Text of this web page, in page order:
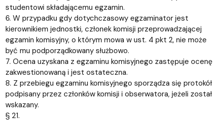
studentowi składającemu egzamin.
6. W przypadku gdy dotychczasowy egzaminator jest
kierownikiem jednostki, członek komisji przeprowadzającej
egzamin komisyjny, o którym mowa w ust. 4 pkt 2, nie może
być mu podporządkowany służbowo.
7. Ocena uzyskana z egzaminu komisyjnego zastępuje ocenę
zakwestionowaną i jest ostateczna.
8. Z przebiegu egzaminu komisyjnego sporządza się protokół
podpisany przez członków komisji i obserwatora, jeżeli został
wskazany.
§ 21.